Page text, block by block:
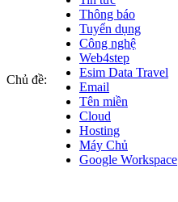
Chủ đề:
Thông báo
Tuyển dụng
Công nghệ
Web4step
Esim Data Travel
Email
Tên miền
Cloud
Hosting
Máy Chủ
Google Workspace